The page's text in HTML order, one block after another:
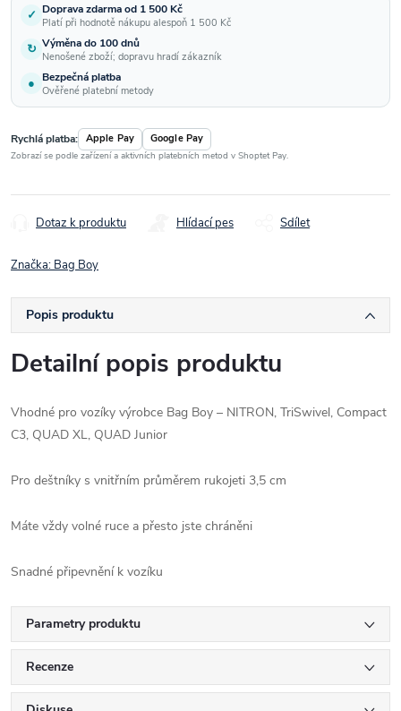
✓ Doprava zdarma od 1 500 Kč
Platí při hodnotě nákupu alespoň 1 500 Kč
↻ Výměna do 100 dnů
Nenošené zboží; dopravu hradí zákazník
● Bezpečná platba
Ověřené platební metody
Rychlá platba: Apple Pay Google Pay
Zobrazí se podle zařízení a aktivních platebních metod v Shoptet Pay.
Dotaz k produktu Hlídací pes Sdílet
Značka: Bag Boy
Popis produktu
Detailní popis produktu
Vhodné pro vozíky výrobce Bag Boy – NITRON, TriSwivel, Compact
C3, QUAD XL, QUAD Junior
Pro deštníky s vnitřním průměrem rukojeti 3,5 cm
Máte vždy volné ruce a přesto jste chráněni
Snadné připevnění k vozíku
Parametry produktu
Recenze